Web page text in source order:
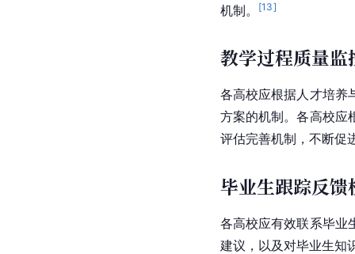
机制。
[13]
教学过程质量监
各高校应根据人才培养
方案的机制。各高校应
评估完善机制，不断促
毕业生跟踪反馈
各高校应有效联系毕业
建议，以及对毕业生知